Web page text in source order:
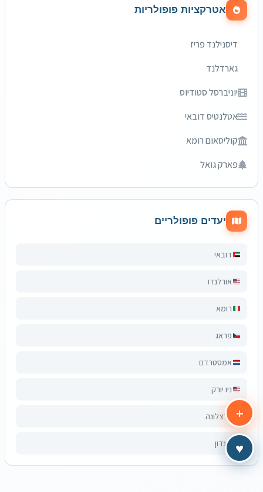
אטרקציות פופולריות
דיסנילנד פריז
גארדלנד
יוניברסל סטודיוס
אטלנטיס דובאי
קוליסאום רומא
פארק גואל
יעדים פופולריים
דובאי
אורלנדו
רומא
פראג
אמסטרדם
ניו יורק
ברצלונה
לונדון
+
♥